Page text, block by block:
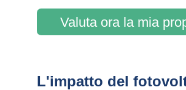
Valuta ora la mia
L'impatto del